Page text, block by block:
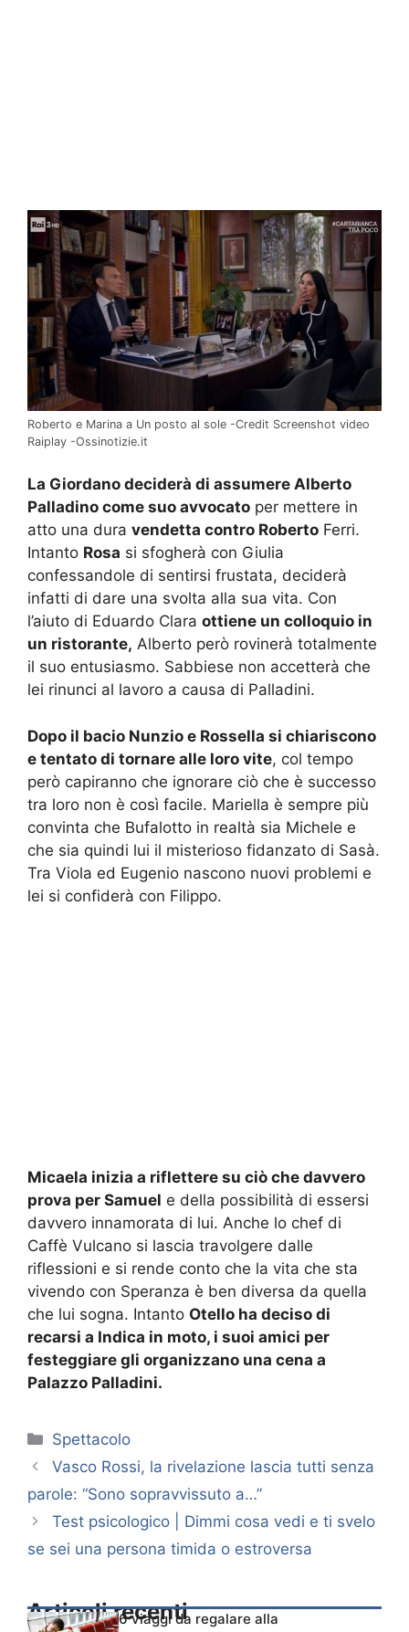
Roberto e Marina a Un posto al sole -Credit Screenshot video
Raiplay -Ossinotizie.it
La Giordano deciderà di assumere Alberto
Palladino come suo avvocato per mettere in
atto una dura vendetta contro Roberto Ferri.
Intanto Rosa si sfogherà con Giulia
confessandole di sentirsi frustata, deciderà
infatti di dare una svolta alla sua vita. Con
l’aiuto di Eduardo Clara ottiene un colloquio in
un ristorante, Alberto però rovinerà totalmente
il suo entusiasmo. Sabbiese non accetterà che
lei rinunci al lavoro a causa di Palladini.
Dopo il bacio Nunzio e Rossella si chiariscono
e tentato di tornare alle loro vite, col tempo
però capiranno che ignorare ciò che è successo
tra loro non è così facile. Mariella è sempre più
convinta che Bufalotto in realtà sia Michele e
che sia quindi lui il misterioso fidanzato di Sasà.
Tra Viola ed Eugenio nascono nuovi problemi e
lei si confiderà con Filippo.
Micaela inizia a riflettere su ciò che davvero
prova per Samuel e della possibilità di essersi
davvero innamorata di lui. Anche lo chef di
Caffè Vulcano si lascia travolgere dalle
riflessioni e si rende conto che la vita che sta
vivendo con Speranza è ben diversa da quella
che lui sogna. Intanto Otello ha deciso di
recarsi a Indica in moto, i suoi amici per
festeggiare gli organizzano una cena a
Palazzo Palladini.
Categorie
Spettacolo
Vasco Rossi, la rivelazione lascia tutti senza
parole: “Sono sopravvissuto a…”
Test psicologico | Dimmi cosa vedi e ti svelo
se sei una persona timida o estroversa
Articoli recenti6 viaggi da regalare alla